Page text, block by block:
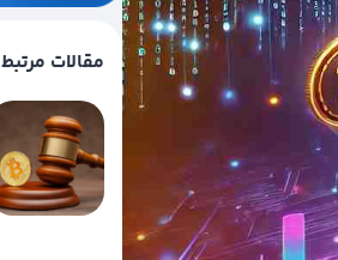
مقالات مرتبط